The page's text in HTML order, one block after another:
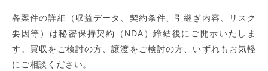
各案件の詳細（収益データ、契約条件、引継ぎ内容、リスク
要因等）は秘密保持契約（NDA）締結後にご開示いたしま
す。買収をご検討の方、譲渡をご検討の方、いずれもお気軽
にご相談ください。